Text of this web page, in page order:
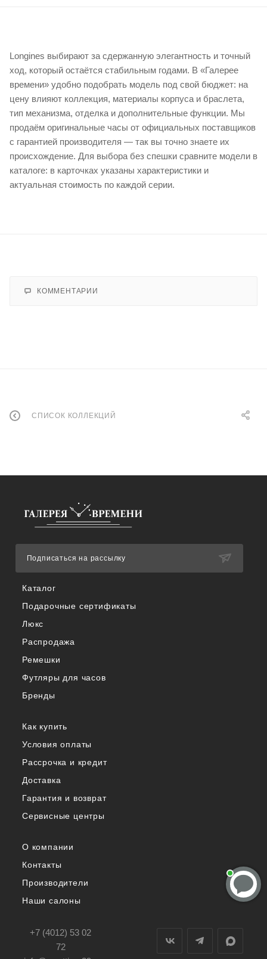
Longines выбирают за сдержанную элегантность и точный
ход, который остаётся стабильным годами. В «Галерее
времени» удобно подобрать модель под свой бюджет: на
цену влияют коллекция, материалы корпуса и браслета,
тип механизма, отделка и дополнительные функции. Мы
продаём оригинальные часы от официальных поставщиков
с гарантией производителя — так вы точно знаете их
происхождение. Для выбора без спешки сравните модели в
каталоге: в карточках указаны характеристики и
актуальная стоимость по каждой серии.
КОММЕНТАРИИ
СПИСОК КОЛЛЕКЦИЙ
Каталог
Подарочные сертификаты
Люкс
Распродажа
Ремешки
Футляры для часов
Бренды
Как купить
Условия оплаты
Рассрочка и кредит
Доставка
Гарантия и возврат
Сервисные центры
О компании
Контакты
Производители
Наши салоны
Подписаться на рассылку
+7 (4012) 53 02
72